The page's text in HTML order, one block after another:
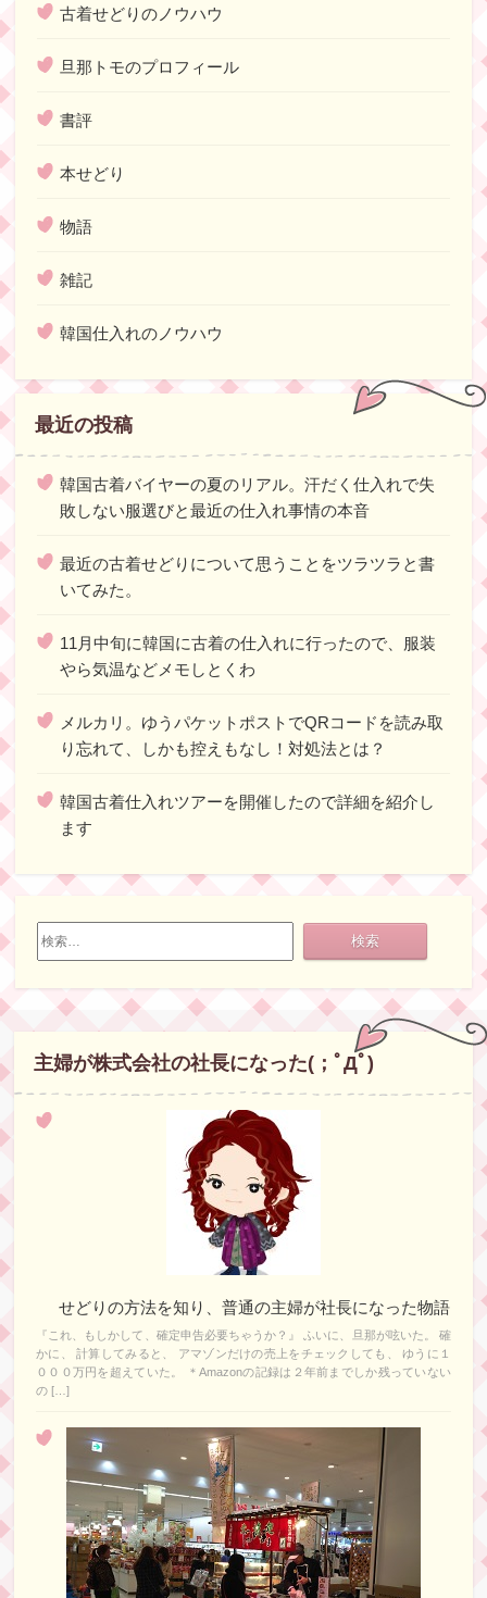
古着せどりのノウハウ
旦那トモのプロフィール
書評
本せどり
物語
雑記
韓国仕入れのノウハウ
最近の投稿
韓国古着バイヤーの夏のリアル。汗だく仕入れで失
敗しない服選びと最近の仕入れ事情の本音
最近の古着せどりについて思うことをツラツラと書
いてみた。
11月中旬に韓国に古着の仕入れに行ったので、服装
やら気温などメモしとくわ
メルカリ。ゆうパケットポストでQRコードを読み取
り忘れて、しかも控えもなし！対処法とは？
韓国古着仕入れツアーを開催したので詳細を紹介し
ます
検
索:
主婦が株式会社の社長になった(；ﾟДﾟ)
せどりの方法を知り、普通の主婦が社長になった物語
『これ、もしかして、確定申告必要ちゃうか？』 ふいに、旦那が呟いた。 確
かに、 計算してみると、 アマゾンだけの売上をチェックしても、 ゆうに１
０００万円を超えていた。 ＊Amazonの記録は２年前までしか残っていない
の […]